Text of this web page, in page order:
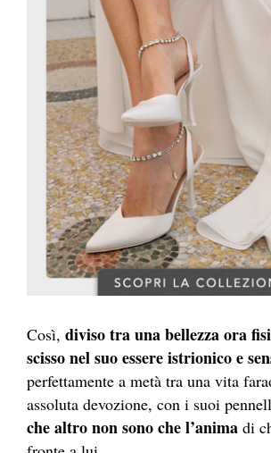
Così, diviso tra una bellezza ora
scisso nel suo essere istrionico e
perfettamente a metà tra una vita
assoluta devozione, con i suoi
che altro non sono che l’anima di